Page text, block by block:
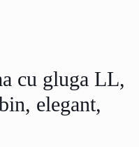
cu gluga LL,
elegant,